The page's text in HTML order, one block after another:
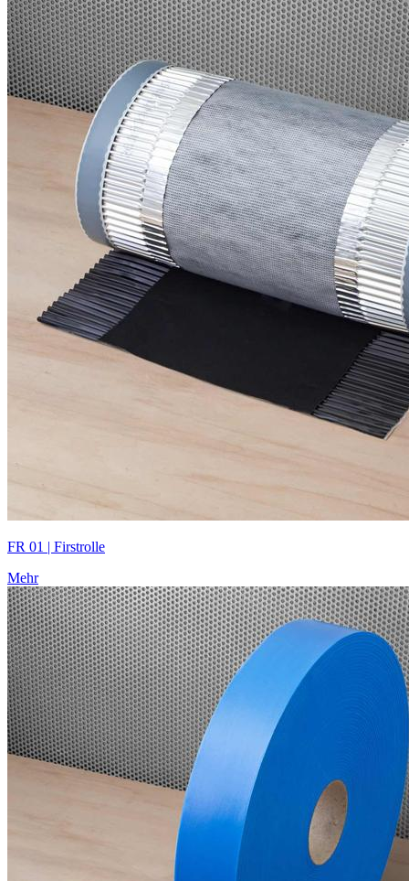
FR 01 | Firstrolle
Mehr